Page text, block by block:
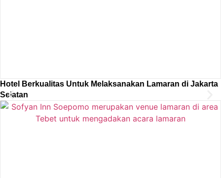
Hotel Berkualitas Untuk Melaksanakan Lamaran di Jakarta
Selatan